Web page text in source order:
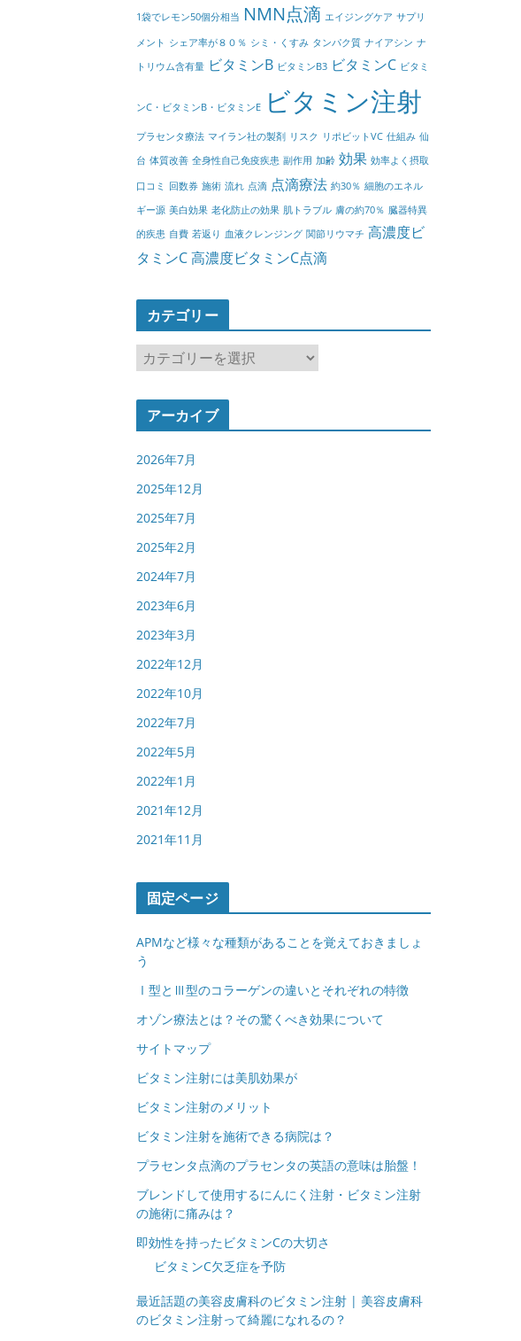
1袋でレモン50個分相当 NMN点滴 エイジングケア サプリ
メント シェア率が８０％ シミ・くすみ タンパク質 ナイアシン ナ
トリウム含有量 ビタミンB ビタミンB3 ビタミンC ビタミ
ンC・ビタミンB・ビタミンE ビタミン注射
プラセンタ療法 マイラン社の製剤 リスク リポビットVC 仕組み 仙
台 体質改善 全身性自己免疫疾患 副作用 加齢 効果 効率よく摂取
口コミ 回数券 施術 流れ 点滴 点滴療法 約30％ 細胞のエネル
ギー源 美白効果 老化防止の効果 肌トラブル 膚の約70％ 臓器特異
的疾患 自費 若返り 血液クレンジング 関節リウマチ 高濃度ビ
タミンC高濃度ビタミンC点滴
カテゴリー
カ
テ
ゴ
アーカイブ
2026年7月
2025年12月
2025年7月
2025年2月
2024年7月
2023年6月
2023年3月
2022年12月
2022年10月
2022年7月
2022年5月
2022年1月
2021年12月
2021年11月
固定ページ
APMなど様々な種類があることを覚えておきましょ
う
Ⅰ型とⅢ型のコラーゲンの違いとそれぞれの特徴
オゾン療法とは？その驚くべき効果について
サイトマップ
ビタミン注射には美肌効果が
ビタミン注射のメリット
ビタミン注射を施術できる病院は？
プラセンタ点滴のプラセンタの英語の意味は胎盤！
ブレンドして使用するにんにく注射・ビタミン注射
の施術に痛みは？
即効性を持ったビタミンCの大切さ
ビタミンC欠乏症を予防
最近話題の美容皮膚科のビタミン注射 | 美容皮膚科
のビタミン注射って綺麗になれるの？